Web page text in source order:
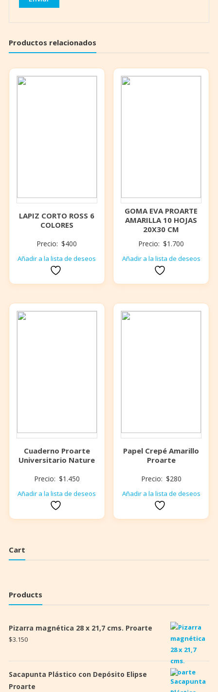
Productos relacionados
LAPIZ CORTO ROSS 6
COLORES
Precio: $400
Añadir a la lista de deseos
GOMA EVA PROARTE
AMARILLA 10 HOJAS
20X30 CM
Precio: $1.700
Añadir a la lista de deseos
Cuaderno Proarte
Universitario Nature
Precio: $1.450
Añadir a la lista de deseos
Papel Crepé Amarillo
Proarte
Precio: $280
Añadir a la lista de deseos
Cart
Products
Pizarra magnética 28 x 21,7 cms. Proarte
$3.150
Sacapunta Plástico con Depósito Elipse
Proarte